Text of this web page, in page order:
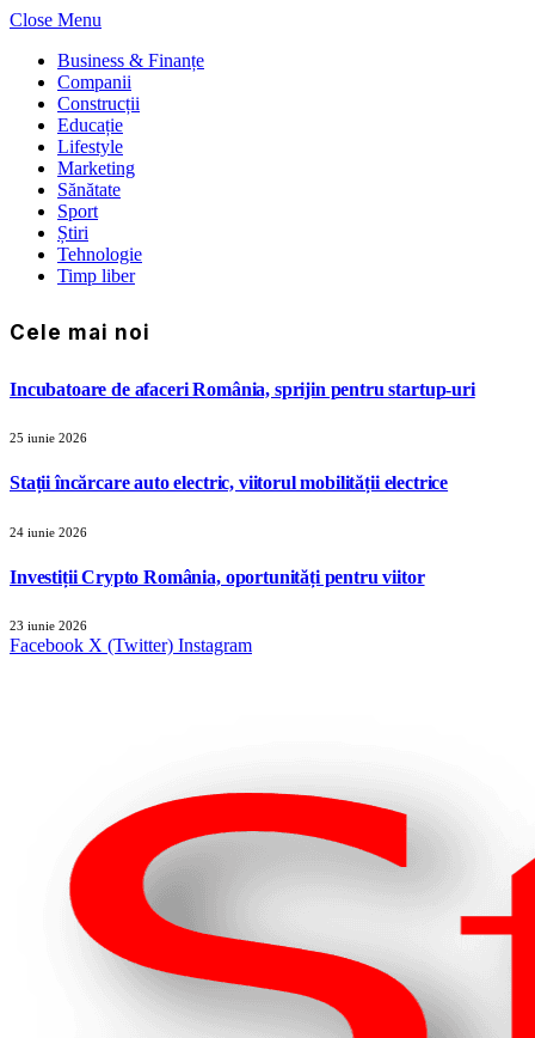
Close Menu
Business & Finanțe
Companii
Construcții
Educație
Lifestyle
Marketing
Sănătate
Sport
Știri
Tehnologie
Timp liber
Cele mai noi
Incubatoare de afaceri România, sprijin pentru startup-uri
25 iunie 2026
Stații încărcare auto electric, viitorul mobilității electrice
24 iunie 2026
Investiții Crypto România, oportunități pentru viitor
23 iunie 2026
Facebook X (Twitter) Instagram